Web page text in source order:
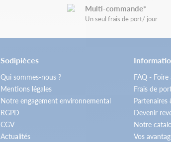
Multi-commande*
Un seul frais de port/ jour
Sodipièces
Qui sommes-nous ?
Mentions légales
Notre engagement environnemental
RGPD
CGV
Actualités
FAQ -
Frais de
Partenaires
Devenir
Notre
Vos